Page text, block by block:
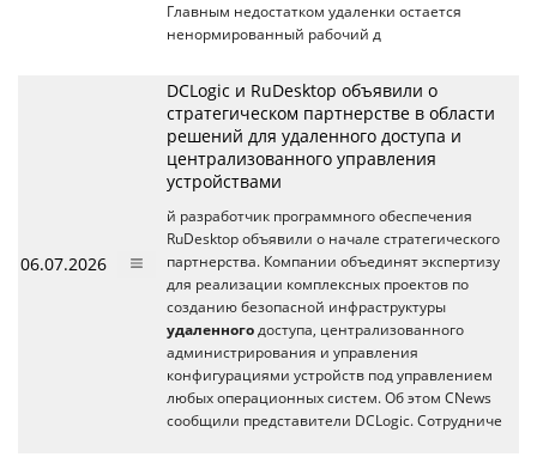
Главным недостатком удаленки остается
ненормированный рабочий д
06.07.2026
DCLogic и RuDesktop объявили о
стратегическом партнерстве в области
решений для удаленного доступа и
централизованного управления
устройствами
й разработчик программного обеспечения
RuDesktop объявили о начале стратегического
партнерства. Компании объединят экспертизу
для реализации комплексных проектов по
созданию безопасной инфраструктуры
удаленного доступа, централизованного
администрирования и управления
конфигурациями устройств под управлением
любых операционных систем. Об этом CNews
сообщили представители DCLogic. Сотрудниче